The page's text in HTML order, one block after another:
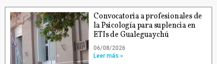
Convocatoria a profesionales de
la Psicología para suplencia en
ETIs de Gualeguaychú
06/08/2026
Leer más »